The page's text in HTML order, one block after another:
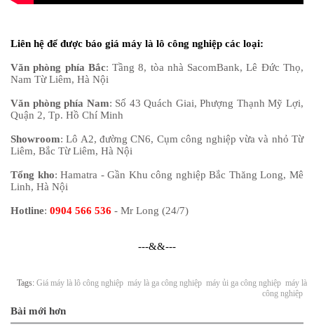
Liên hệ để được báo giá máy là lô công nghiệp các loại:
Văn phòng phía Bắc: Tầng 8, tòa nhà SacomBank, Lê Đức Thọ,
Nam Từ Liêm, Hà Nội
Văn phòng phía Nam: Số 43 Quách Giai, Phượng Thạnh Mỹ Lợi,
Quận 2, Tp. Hồ Chí Minh
Showroom: Lô A2, đường CN6, Cụm công nghiệp vừa và nhỏ Từ
Liêm, Bắc Từ Liêm, Hà Nội
Tổng kho: Hamatra - Gần Khu công nghiệp Bắc Thăng Long, Mê
Linh, Hà Nội
Hotline: 0904 566 536 - Mr Long (24/7)
---&&---
Tags: Giá máy là lô công nghiệp máy là ga công nghiệp máy ủi ga công nghiệp máy là
công nghiệp
Bài mới hơn